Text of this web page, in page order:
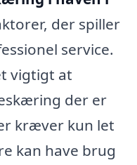
der spiller
service.
vigtigt at
der er
kræver kun let
kan have brug